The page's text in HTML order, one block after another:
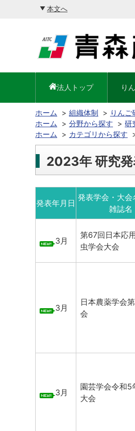
本文へ
法人トップ り
ホーム 組織体制
りんご
ホーム
分野から探す
研
ホーム
カテゴリから探す
2023年 研究
発表年月日
発表学会・大会
雑誌名
3月
第67回日本応
虫学会大会
3月
日本農薬学会
会
3月
園芸学会令和5
大会